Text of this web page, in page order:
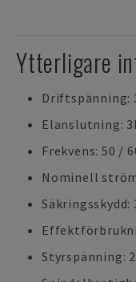
Ytterligare
Driftspänning:
Elanslutning:
Frekvens: 50 /
Nominell
Säkringsskydd:
Styrspänning: